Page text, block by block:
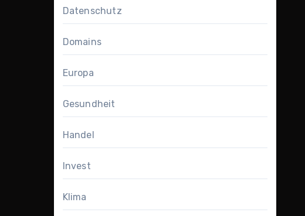
Datenschutz
Domains
Europa
Gesundheit
Handel
Invest
Klima